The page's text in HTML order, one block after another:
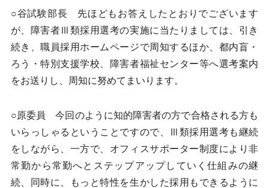
○谷試験部長 先ほどもお答えしたとおりでございます
が、障害者Ⅲ類採用選考の実施に当たりましては、引き
続き、職員採用ホームページで周知するほか、都内盲・
ろう・特別支援学校、障害者福祉センター等へ選考案内
をお送りし、周知に努めてまいります。
○原委員 今回のように知的障害者の方で合格される方も
いらっしゃるということですので、Ⅲ類採用選考も継続
をしながら、一方で、オフィスサポーター制度により非
常勤から常勤へとステップアップしていく仕組みの継
続、同時に、もっと特性を生かした採用もできるように